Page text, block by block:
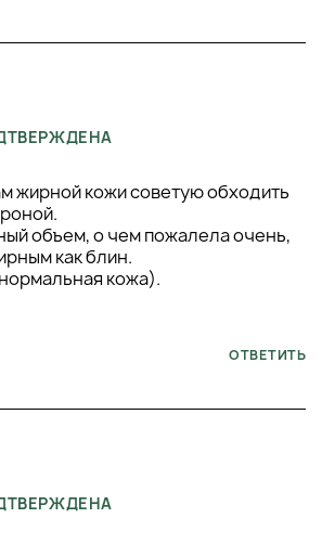
жирной кожи советую обходить
объем, о чем пожалела очень,
как блин.
кожа).
ОТВЕТИТЬ